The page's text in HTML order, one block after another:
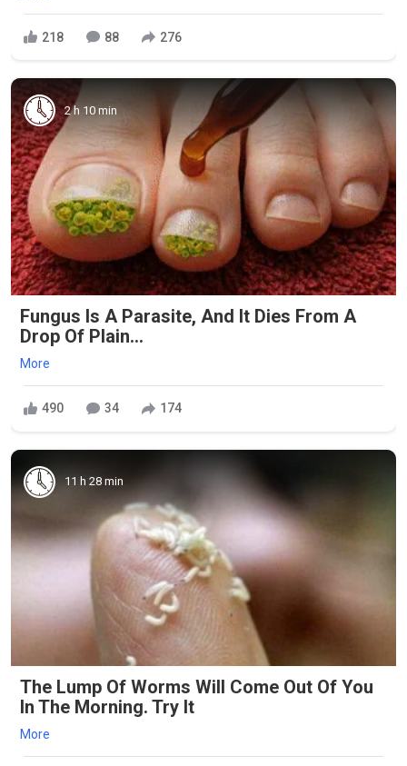
218 88 276
2 h 10 min
Fungus Is A Parasite, And It Dies From A
Drop Of Plain...
More
490 34 174
11 h 28 min
The Lump Of Worms Will Come Out Of You
In The Morning. Try It
More